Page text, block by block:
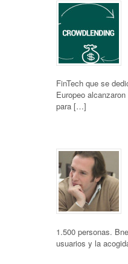
FinTech que se
Europeo
para […]
1.500 personas.
usuarios y la